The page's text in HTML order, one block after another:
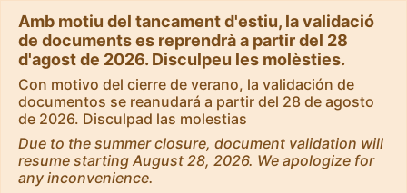
Amb motiu del tancament d'estiu, la validació
de documents es reprendrà a partir del 28
d'agost de 2026. Disculpeu les molèsties.
Con motivo del cierre de verano, la validación de
documentos se reanudará a partir del 28 de agosto
de 2026. Disculpad las molestias
Due to the summer closure, document validation will
resume starting August 28, 2026. We apologize for
any inconvenience.